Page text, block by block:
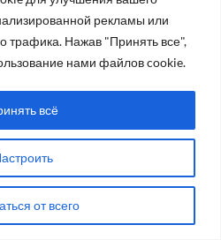
рекламы или
трафика. Нажав "Принять все",
нами файлов cookie.
от всего
всё
и что учесть
работает там, где обычные разговоры
в текущем году: новые